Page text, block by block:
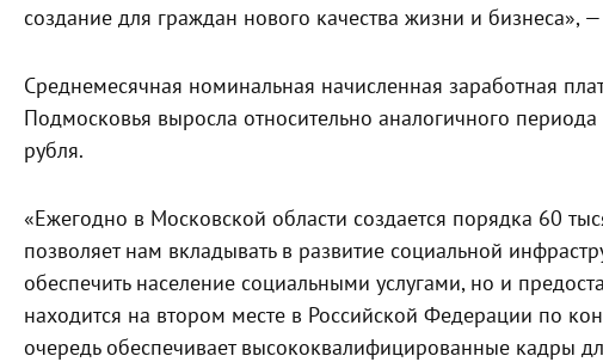
создание для граждан нового качества жизни и бизнеса»,
Среднемесячная номинальная начисленная заработная
Подмосковья выросла относительно аналогичного
рубля.
«Ежегодно в Московской области создается порядка 60
позволяет нам вкладывать в развитие социальной
обеспечить население социальными услугами, но и
находится на втором месте в Российской Федерации по
очередь обеспечивает высококвалифицированные кадры